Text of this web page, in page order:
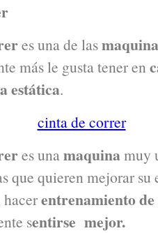
es una de las
más le gusta tener en
estática.
es unamaquinamuy
que quieren mejorar su
hacerentrenamiento
sentirse mejor.